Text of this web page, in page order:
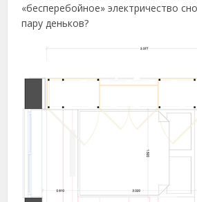
«бесперебойное» электричество
пару деньков?